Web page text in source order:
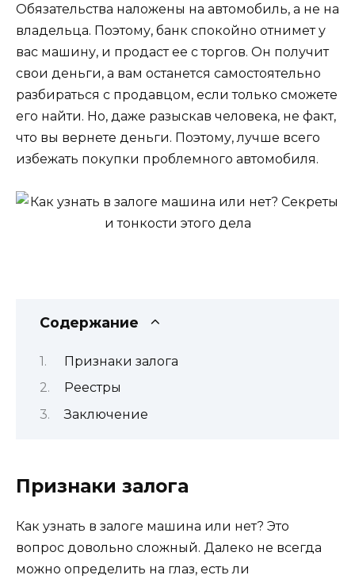
Обязательства наложены на автомобиль, а не на
владельца. Поэтому, банк спокойно отнимет у
вас машину, и продаст ее с торгов. Он получит
свои деньги, а вам останется самостоятельно
разбираться с продавцом, если только сможете
его найти. Но, даже разыскав человека, не факт,
что вы вернете деньги. Поэтому, лучше всего
избежать покупки проблемного автомобиля.
Содержание
Признаки залога
Реестры
Заключение
Признаки залога
Как узнать в залоге машина или нет? Это
вопрос довольно сложный. Далеко не всегда
можно определить на глаз, есть ли